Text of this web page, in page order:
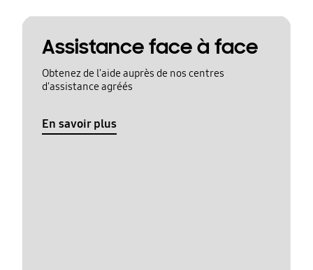
Assistance face à face
Obtenez de l'aide auprès de nos centres
d'assistance agréés
En savoir plus